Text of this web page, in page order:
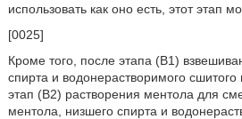
использовать как оно есть, этот этап
[0025]
Кроме того, после этапа (B1)
спирта и водонерастворимого
этап (B2) растворения ментола для
ментола, низшего спирта и